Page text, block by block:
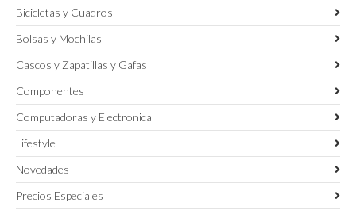
Bicicletas y Cuadros
Bolsas y Mochilas
Cascos y Zapatillas y Gafas
Componentes
Computadoras y Electronica
Lifestyle
Novedades
Precios Especiales